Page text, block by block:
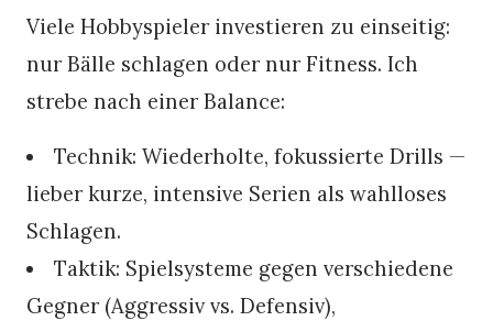
Viele Hobbyspieler investieren zu einseitig:
nur Bälle schlagen oder nur Fitness. Ich
strebe nach einer Balance:
Technik: Wiederholte, fokussierte Drills —
lieber kurze, intensive Serien als wahlloses
Schlagen.
Taktik: Spielsysteme gegen verschiedene
Gegner (Aggressiv vs. Defensiv),